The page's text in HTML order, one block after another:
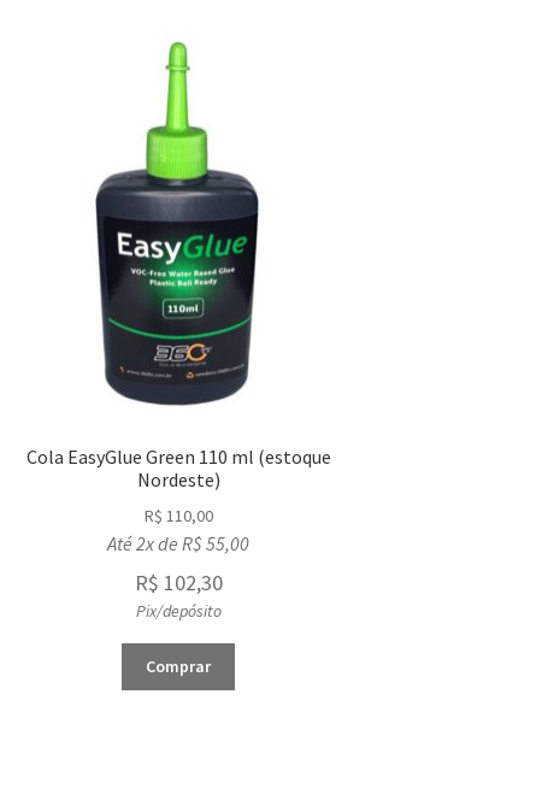
Cola EasyGlue Green 110 ml (estoque
Nordeste)
R$ 110,00
Até 2x de R$55,00
R$ 102,30
Pix/depósito
Comprar